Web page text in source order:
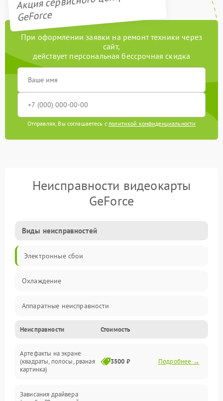
GeForce
При оформлении заявки на ремонт техники через
сайт,
действует персональная бессрочная скидка
Отправляя, Вы соглашаетесь с политикой конфиденциальности
Неисправности видеокарты
GeForce
Виды неисправностей
Электронные сбои
Охлаждение
Аппаратные неисправности
Перегрев и термопроблемы
Видео
Неисправности Стоимость
Артефакты на экране
(квадраты, полосы, рваная
картинка)
3500 ₽ Подробнее →
Зависания драйвера